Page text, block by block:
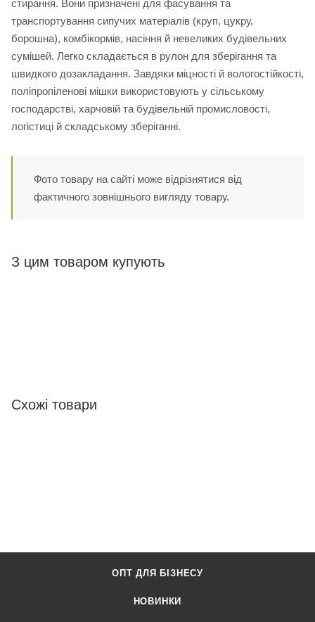
стирання. Вони призначені для фасування та
транспортування сипучих матеріалів (круп, цукру,
борошна), комбікормів, насіння й невеликих будівельних
сумішей. Легко складається в рулон для зберігання та
швидкого дозакладання. Завдяки міцності й вологостійкості,
поліпропіленові мішки використовують у сільському
господарстві, харчовій та будівельній промисловості,
логістиці й складському зберіганні.
Фото товару на сайті може відрізнятися від
фактичного зовнішнього вигляду товару.
З цим товаром купують
Схожі товари
ОПТ ДЛЯ БІЗНЕСУ
НОВИНКИ